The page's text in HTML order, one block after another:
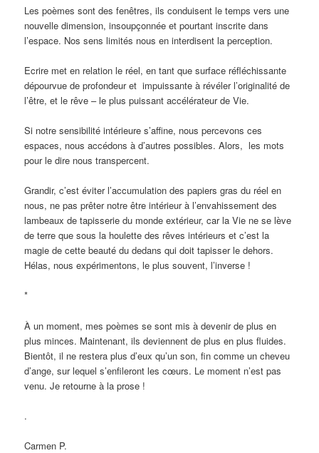
Les poèmes sont des fenêtres, ils conduisent le temps vers une
nouvelle dimension, insoupçonnée et pourtant inscrite dans
l’espace. Nos sens limités nous en interdisent la perception.
Ecrire met en relation le réel, en tant que surface réfléchissante
dépourvue de profondeur et impuissante à révéler l’originalité de
l’être, et le rêve – le plus puissant accélérateur de Vie.
Si notre sensibilité intérieure s’affine, nous percevons ces
espaces, nous accédons à d’autres possibles. Alors, les mots
pour le dire nous transpercent.
Grandir, c’est éviter l’accumulation des papiers gras du réel en
nous, ne pas prêter notre être intérieur à l’envahissement des
lambeaux de tapisserie du monde extérieur, car la Vie ne se lève
de terre que sous la houlette des rêves intérieurs et c’est la
magie de cette beauté du dedans qui doit tapisser le dehors.
Hélas, nous expérimentons, le plus souvent, l’inverse !
*
À un moment, mes poèmes se sont mis à devenir de plus en
plus minces. Maintenant, ils deviennent de plus en plus fluides.
Bientôt, il ne restera plus d’eux qu’un son, fin comme un cheveu
d’ange, sur lequel s’enfileront les cœurs. Le moment n’est pas
venu. Je retourne à la prose !
.
Carmen P.